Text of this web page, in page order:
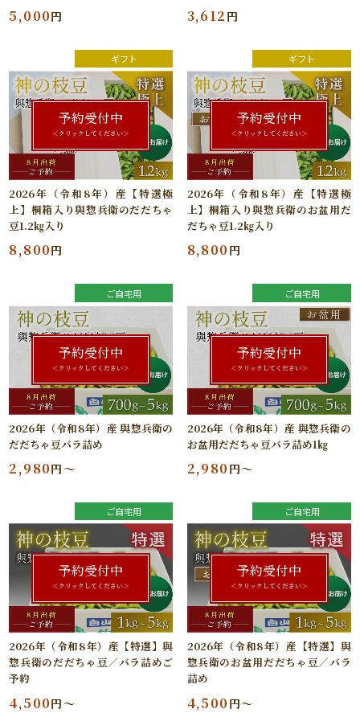
5,000円 3,612円
ギフト
予約受付中
＜クリックしてください＞
2026年（令和8年）産【特選極
上】桐箱入り與惣兵衛のだだちゃ
豆1.2㎏入り
8,800円
ギフト
予約受付中
＜クリックしてください＞
2026年（令和8年）産【特選極
上】桐箱入り與惣兵衛のお盆用だ
だちゃ豆1.2㎏入り
8,800円
ご自宅用
予約受付中
＜クリックしてください＞
2026年（令和8年）産 與惣兵衛の
だだちゃ豆バラ詰め
2,980円～
ご自宅用
予約受付中
＜クリックしてください＞
2026年（令和8年）産 與惣兵衛の
お盆用だだちゃ豆バラ詰め1㎏
2,980円～
ご自宅用
予約受付中
＜クリックしてください＞
2026年（令和8年）産【特選】與
惣兵衛のだだちゃ豆／バラ詰めご
予約
4,500円～
ご自宅用
予約受付中
＜クリックしてください＞
2026年（令和8年）産【特選】與
惣兵衛のお盆用だだちゃ豆／バラ
詰め
4,500円～